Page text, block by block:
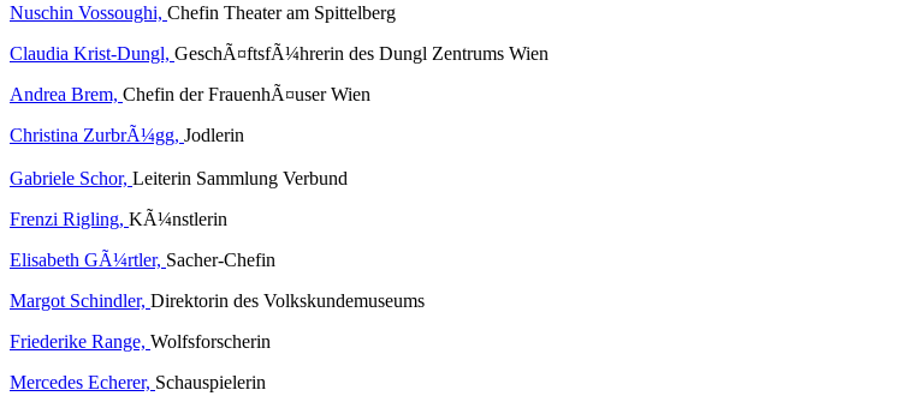
Nuschin Vossoughi, Chefin Theater am Spittelberg
Claudia Krist-Dungl, GeschÃ¤ftsfÃ¼hrerin des Dungl Zentrums Wien
Andrea Brem, Chefin der FrauenhÃ¤user Wien
Christina ZurbrÃ¼gg, Jodlerin
Gabriele Schor, Leiterin Sammlung Verbund
Frenzi Rigling, KÃ¼nstlerin
Elisabeth GÃ¼rtler, Sacher-Chefin
Margot Schindler, Direktorin des Volkskundemuseums
Friederike Range, Wolfsforscherin
Mercedes Echerer, Schauspielerin